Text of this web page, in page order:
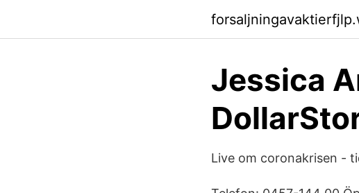
Jessica
Live om coronakrisen -